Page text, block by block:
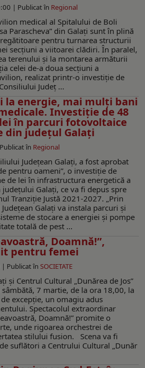
| Publicat în Regional
medical al Spitalului de Boli
Parascheva” din Galați sunt în plină
pentru turnarea structurii
secțiuni a viitoarei clădiri. În paralel,
terenului și la montarea armăturii
celei de-a doua secțiuni a
realizat printr-o investiție de
Județ ...
la energie, mai mulți bani
Investiție de 48
în parcuri fotovoltaice
din județul Galați
Publicat în Regional
Județean Galați, a fost aprobat
pentru oameni”, o investiție de
de lei în infrastructura energetică a
Galați, ce va fi depus spre
Tranziție Justă 2021-2027. „Prin
Galați va instala parcuri și
de stocare a energiei și pompe
totală de pest ...
Doamnă!”,
pentru femei
| Publicat în SOCIETATE
și Centrul Cultural „Dunărea de Jos”
7 martie, de la ora 18,00, la
excepție, un omagiu adus
Spectacolul extraordinar
Doamnă!” promite o
unde rigoarea orchestrei de
stilului fusion. Scena va fi
suflători a Centrului Cultural „Dunăr